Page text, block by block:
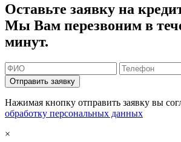
Оставьте заявку на
Мы Вам перезвоним в
минут.
Отправить заявку
Нажимая кнопку отправить заявку вы
обработку персональных данных
×